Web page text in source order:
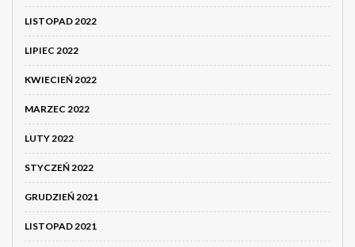
LISTOPAD 2022
LIPIEC 2022
KWIECIEŃ 2022
MARZEC 2022
LUTY 2022
STYCZEŃ 2022
GRUDZIEŃ 2021
LISTOPAD 2021